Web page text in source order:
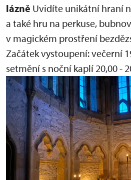
lázně Uvidíte unikátní hraní
a také hru na perkuse,
v magickém prostření
Začátek vystoupení:večerní
setmění s noční kaplí 20,00 -